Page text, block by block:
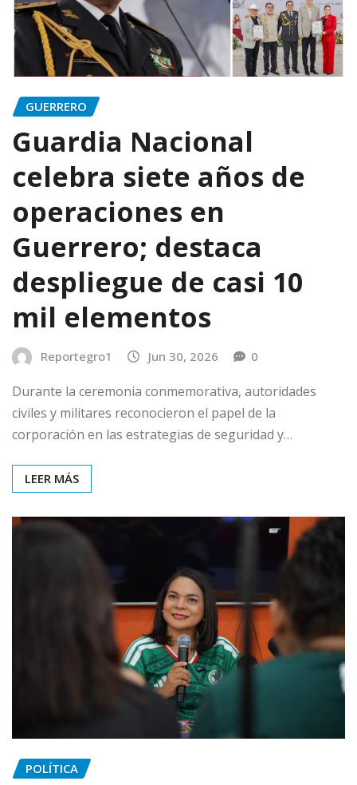
GUERRERO
Guardia Nacional
celebra siete años de
operaciones en
Guerrero; destaca
despliegue de casi 10
mil elementos
Reportegro1 Jun 30, 2026 0
Durante la ceremonia conmemorativa, autoridades
civiles y militares reconocieron el papel de la
corporación en las estrategias de seguridad y…
LEER MÁS
POLÍTICA